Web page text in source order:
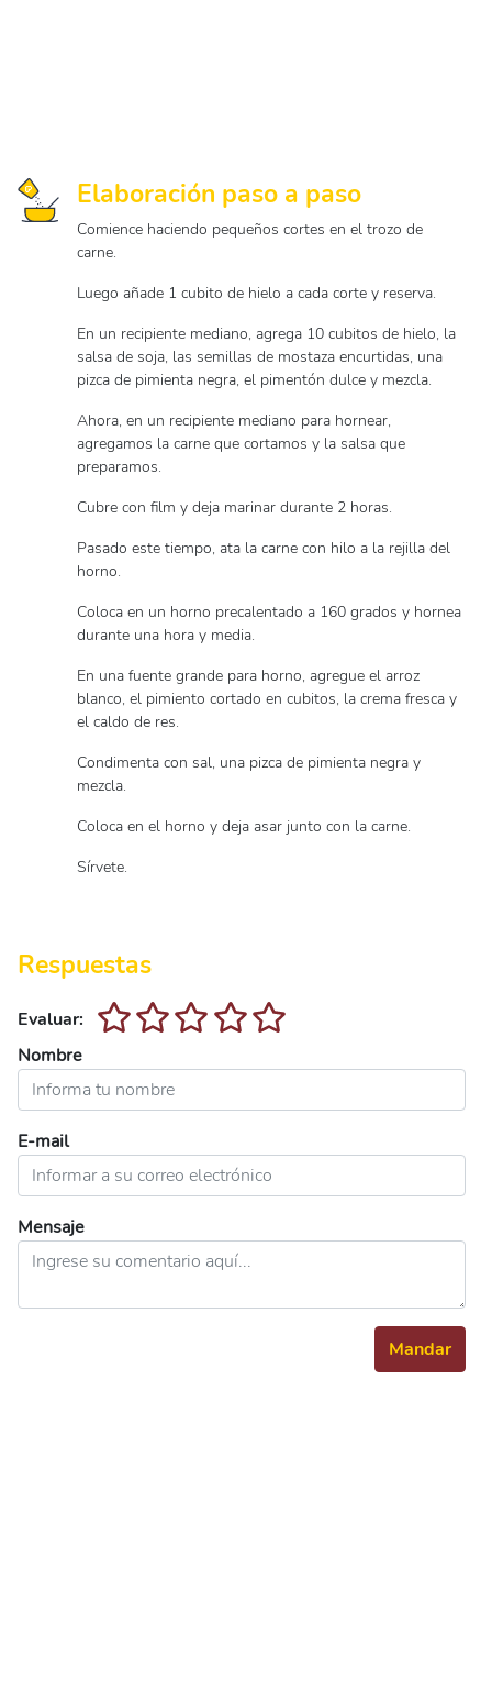
Elaboración paso a paso
Comience haciendo pequeños cortes en el trozo de
carne.
Luego añade 1 cubito de hielo a cada corte y reserva.
En un recipiente mediano, agrega 10 cubitos de hielo, la
salsa de soja, las semillas de mostaza encurtidas, una
pizca de pimienta negra, el pimentón dulce y mezcla.
Ahora, en un recipiente mediano para hornear,
agregamos la carne que cortamos y la salsa que
preparamos.
Cubre con film y deja marinar durante 2 horas.
Pasado este tiempo, ata la carne con hilo a la rejilla del
horno.
Coloca en un horno precalentado a 160 grados y hornea
durante una hora y media.
En una fuente grande para horno, agregue el arroz
blanco, el pimiento cortado en cubitos, la crema fresca y
el caldo de res.
Condimenta con sal, una pizca de pimienta negra y
mezcla.
Coloca en el horno y deja asar junto con la carne.
Sírvete.
Respuestas
Evaluar:
Nombre
E-mail
Mensaje
Mandar